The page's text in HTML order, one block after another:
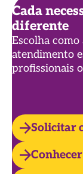
Cada
diferente
Escolha como
atendimento
profissionais
Solicitar